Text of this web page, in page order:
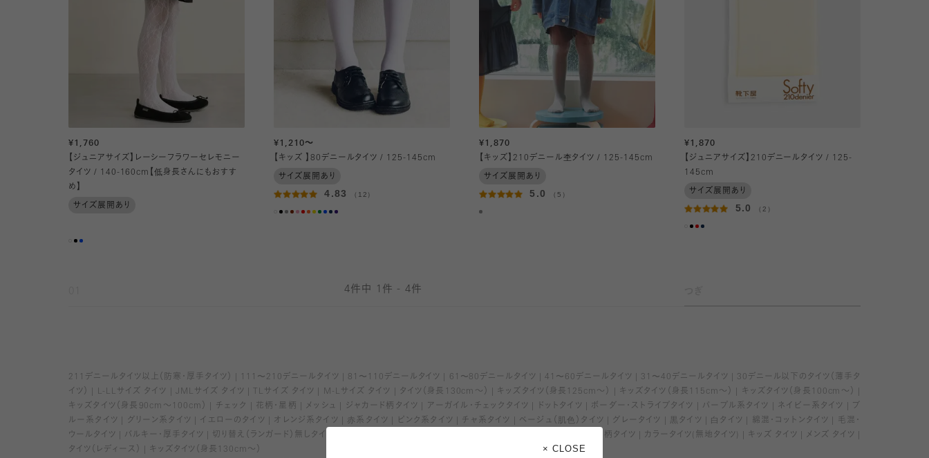
¥1,760
【ジュニアサイズ】レーシーフラワーセレモニー
タイツ / 140-160cm【低身長さんにもおすす
め】
サイズ展開あり
¥1,210～
【キッズ 】80デニールタイツ / 125-145cm
サイズ展開あり
4.83 （12）
¥1,870
【キッズ】210デニール杢タイツ / 125-145cm
サイズ展開あり
5.0 （5）
¥1,870
【ジュニアサイズ】210デニールタイツ / 125-
145cm
サイズ展開あり
5.0 （2）
4件中 1件 - 4件
211デニールタイツ以上（防寒・厚手タイツ） 111〜210デニールタイツ 81〜110デニールタイツ 61〜80デニールタイツ 41〜60デニールタイツ 31〜40デニールタイツ
30デニール以下のタイツ（薄手タ
イツ）
L-LLサイズ タイツ JMLサイズ タイツ TLサイズ タイツ M-Lサイズ タイツ タイツ（身長130cm～） キッズタイツ（身長125cm～） キッズタイツ（身長115cm～）
キッズタイツ（身長100cm～）
キッズタイツ（身長90cm～100cm）
チェック 花柄・星柄 メッシュ ジャカード柄タイツ アーガイル・チェックタイツ ドットタイツ ボーダー・ストライプタイツ パープル系タイツ ネイビー系タイツ
ブ
ルー系タイツ
グリーン系タイツ イエローのタイツ オレンジ系タイツ 赤系タイツ ピンク系タイツ チャ系タイツ ベージュ（肌色）タイツ グレータイツ 黒タイツ 白タイツ 綿混・コットンタイツ
毛混・
ウールタイツ
バルキー・厚手タイツ 切り替え（ランガード）無しタイツ 柄タイツ カラータイツ(無地タイツ) キッズ タイツ
メンズ タイツ
タイツ（レディース）
キッズタイツ（身長130cm～）
× CLOSE